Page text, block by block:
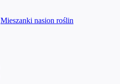
Mieszanki nasion roślin